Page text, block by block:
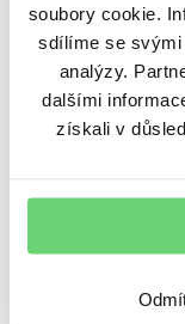
soubory cookie.
sdílíme se svými
analýzy.
dalšími
získali v
o produktová
každý a i z
produkt pro
Obecně si
školení a
s jednotlivými